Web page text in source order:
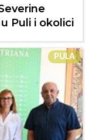
Puli i okolici
PULA